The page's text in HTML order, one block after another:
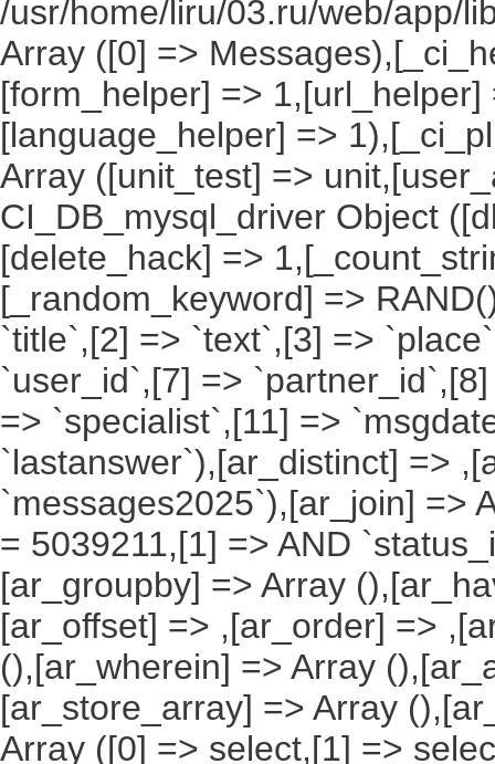
/usr/home/liru/03.ru/web/app/
Array ([0] =>
[form_helper] =>
[language_helper] =>
Array ([unit_test] =>
CI_DB_mysql_driver Object
[delete_hack] =>
[_random_keyword] =>
`title`,[2] => `text`,[3] =>
`user_id`,[7] =>
=> `specialist`,[11] =>
`lastanswer`),[ar_distinct] =>
`messages2025`),[ar_join] =>
= 5039211,[1] => AND
[ar_groupby] => Array
[ar_offset] => ,[ar_order] =>
(),[ar_wherein] => Array
[ar_store_array] => Array
Array ([0] => select,[1] =>